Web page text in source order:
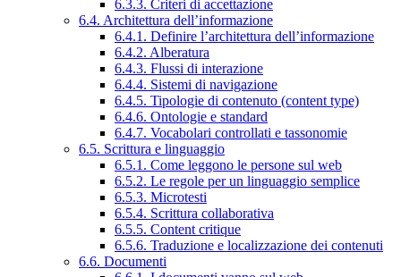
6.3.3. Criteri di accettazione
6.4. Architettura dell’informazione
6.4.1. Definire l’architettura dell’informazione
6.4.2. Alberatura
6.4.3. Flussi di interazione
6.4.4. Sistemi di navigazione
6.4.5. Tipologie di contenuto (content type)
6.4.6. Ontologie e standard
6.4.7. Vocabolari controllati e tassonomie
6.5. Scrittura e linguaggio
6.5.1. Come leggono le persone sul web
6.5.2. Le regole per un linguaggio semplice
6.5.3. Microtesti
6.5.4. Scrittura collaborativa
6.5.5. Content critique
6.5.6. Traduzione e localizzazione dei contenuti
6.6. Documenti